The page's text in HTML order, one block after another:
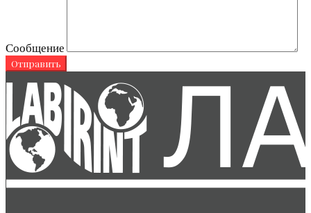
Сообщение
content